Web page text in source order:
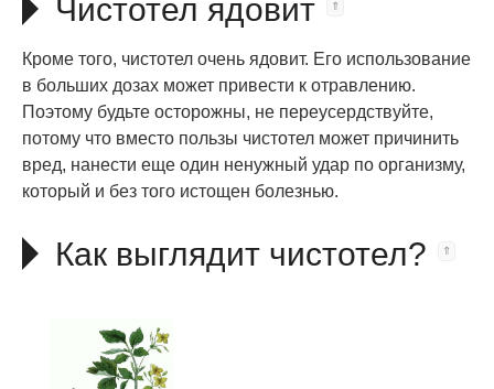
Чистотел ядовит
Кроме того, чистотел очень ядовит. Его использование
в больших дозах может привести к отравлению.
Поэтому будьте осторожны, не переусердствуйте,
потому что вместо пользы чистотел может причинить
вред, нанести еще один ненужный удар по организму,
который и без того истощен болезнью.
Как выглядит чистотел?